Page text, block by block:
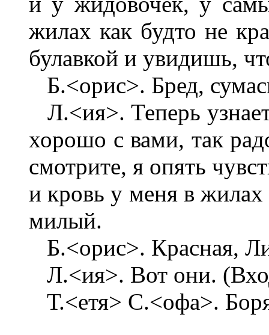
жилах как будто не
булавкой и увидишь,
Б.<орис>. Бред,
Л.<ия>. Теперь
хорошо с вами, так
смотрите, я опять
и кровь у меня в
милый.
Б.<орис>. Красная,
Л.<ия>. Вот они.
Т.<етя> С.<офа>.